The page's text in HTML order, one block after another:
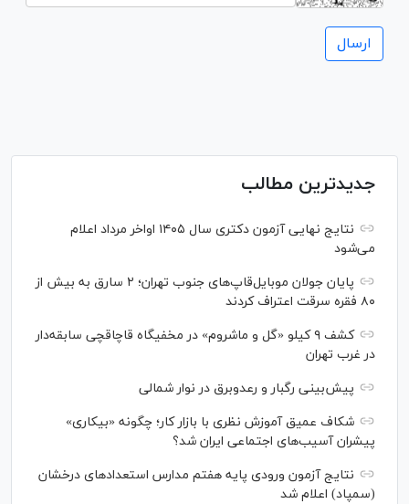
جدیدترین مطالب
نتایج نهایی آزمون دکتری سال ۱۴۰۵ اواخر مرداد اعلام
می‌شود
پایان جولان موبایل‌قاپ‌های جنوب تهران؛ ۲ سارق به بیش از
۸۰ فقره سرقت اعتراف کردند
کشف ۹ کیلو «گل و ماشروم» در مخفیگاه قاچاقچی سابقه‌دار
در غرب تهران
پیش‌بینی رگبار و رعدوبرق در نوار شمالی
شکاف عمیق آموزش نظری با بازار کار؛ چگونه «بیکاری»
پیشران آسیب‌های اجتماعی ایران شد؟
نتایج آزمون ورودی پایه هفتم مدارس استعدادهای درخشان
(سمپاد) اعلام شد